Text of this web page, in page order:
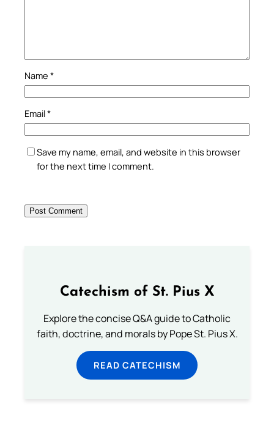
Name *
Email*
Save my name, email, and website in this browser
for the next time I comment.
Catechism of St. Pius X
Explore the concise Q&A guide to Catholic
faith, doctrine, and morals by Pope St. Pius X.
READ CATECHISM